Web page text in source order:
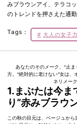
みブラウンアイ、テラコ
のトレンドを押さえた通
Tags： 大人の女子力
あなたのそのメーク、“止
方。“絶対的に老けない”女は
ネリメー
1.まぶたは今ま
り“赤みブラウ
この秋の目元は、ベージュか